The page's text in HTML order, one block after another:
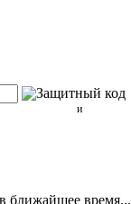
и
ближайшее время...